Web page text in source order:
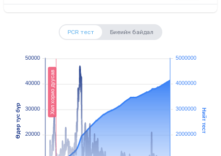
PCR тест Биеийн байдал
Xөл хорио дуусав
5000000
4000000
3000000
2000000
Нийт тест
50000
40000
30000
20000
Өдөр тус бүр